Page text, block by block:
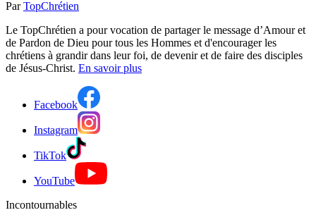
Par TopChrétien
Le TopChrétien a pour vocation de partager le message d’Amour et
de Pardon de Dieu pour tous les Hommes et d'encourager les
chrétiens à grandir dans leur foi, de devenir et de faire des disciples
de Jésus-Christ. En savoir plus
Facebook
Instagram
TikTok
YouTube
Incontournables